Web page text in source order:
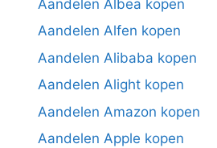
Aandelen Albea kopen
Aandelen Alfen kopen
Aandelen Alibaba kopen
Aandelen Alight kopen
Aandelen Amazon kopen
Aandelen Apple kopen